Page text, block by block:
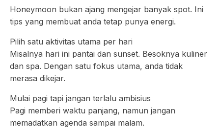
Honeymoon bukan ajang mengejar banyak spot. Ini
tips yang membuat anda tetap punya energi.
Pilih satu aktivitas utama per hari
Misalnya hari ini pantai dan sunset. Besoknya kuliner
dan spa. Dengan satu fokus utama, anda tidak
merasa dikejar.
Mulai pagi tapi jangan terlalu ambisius
Pagi memberi waktu panjang, namun jangan
memadatkan agenda sampai malam.